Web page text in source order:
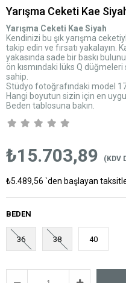
Yarışma Ceketi Kae
Yarışma Ceketi Kae Siyah
Kendinizi bu şık yarışma
takip edin ve fırsatı yakalayın.
yakasında sade bir baskı
ön kısmındaki lüks Q
sahip.
Stüdyo fotoğrafındaki model
Hangi boyutun sizin için en
Beden tablosuna bakın.
₺15.703,89 (KDV
₺5.489,56 `den başlayan
BEDEN
36 38 40